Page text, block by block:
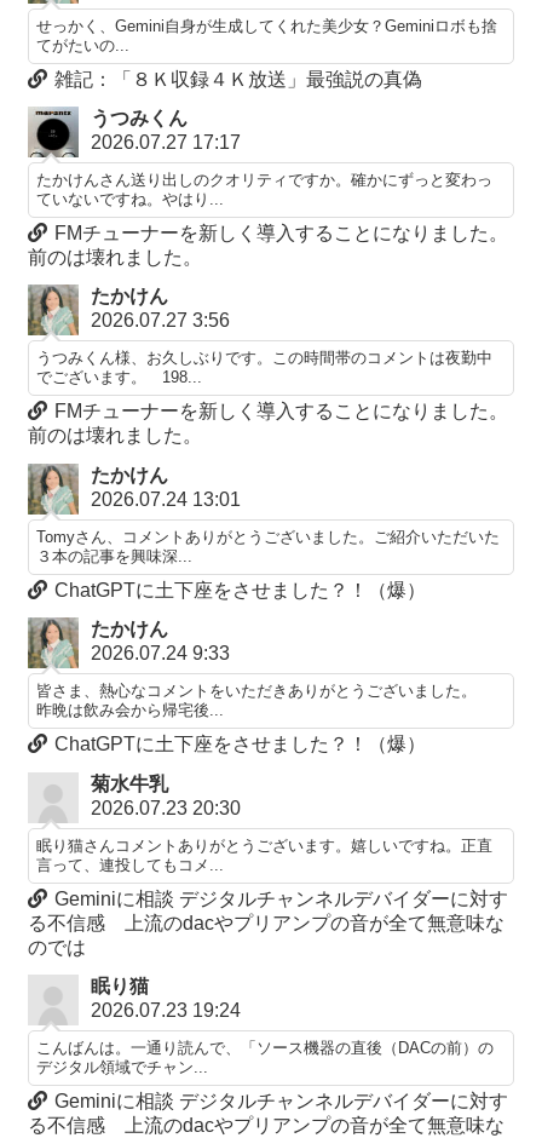
せっかく、Gemini自身が生成してくれた美少女？Geminiロボも捨
てがたいの...
雑記：「８Ｋ収録４Ｋ放送」最強説の真偽
うつみくん
2026.07.27 17:17
たかけんさん送り出しのクオリティですか。確かにずっと変わっ
ていないですね。やはり...
FMチューナーを新しく導入することになりました。
前のは壊れました。
たかけん
2026.07.27 3:56
うつみくん様、お久しぶりです。この時間帯のコメントは夜勤中
でございます。 198...
FMチューナーを新しく導入することになりました。
前のは壊れました。
たかけん
2026.07.24 13:01
Tomyさん、コメントありがとうございました。ご紹介いただいた
３本の記事を興味深...
ChatGPTに土下座をさせました？！（爆）
たかけん
2026.07.24 9:33
皆さま、熱心なコメントをいただきありがとうございました。
昨晩は飲み会から帰宅後...
ChatGPTに土下座をさせました？！（爆）
菊水牛乳
2026.07.23 20:30
眠り猫さんコメントありがとうございます。嬉しいですね。正直
言って、連投してもコメ...
Geminiに相談 デジタルチャンネルデバイダーに対す
る不信感 上流のdacやプリアンプの音が全て無意味な
のでは
眠り猫
2026.07.23 19:24
こんばんは。一通り読んで、「ソース機器の直後（DACの前）の
デジタル領域でチャン...
Geminiに相談 デジタルチャンネルデバイダーに対す
る不信感 上流のdacやプリアンプの音が全て無意味な